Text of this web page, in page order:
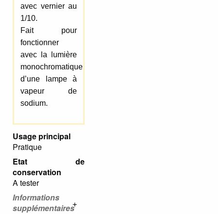
avec vernier au
1/10.
Fait pour
fonctionner
avec la lumière
monochromatique
d’une lampe à
vapeur de
sodium.
Usage principal
Pratique
Etat de
conservation
A tester
Informations
supplémentaires